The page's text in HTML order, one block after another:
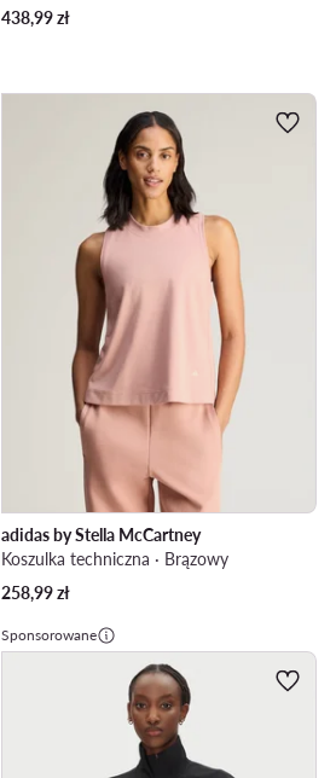
438,99zł
adidas by Stella McCartney
Koszulka techniczna · Brązowy
258,99zł
Sponsorowane